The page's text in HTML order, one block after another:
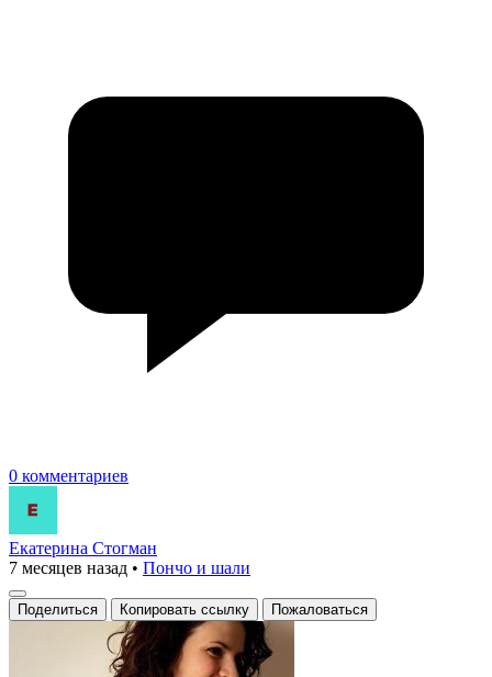
0 комментариев
Екатерина Стогман
7 месяцев назад • Пончо и шали
Поделиться Копировать ссылку Пожаловаться